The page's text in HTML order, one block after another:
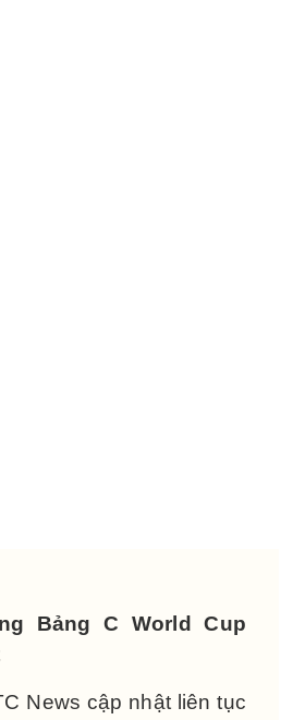
Bảng C World Cup
News cập nhật liên tục